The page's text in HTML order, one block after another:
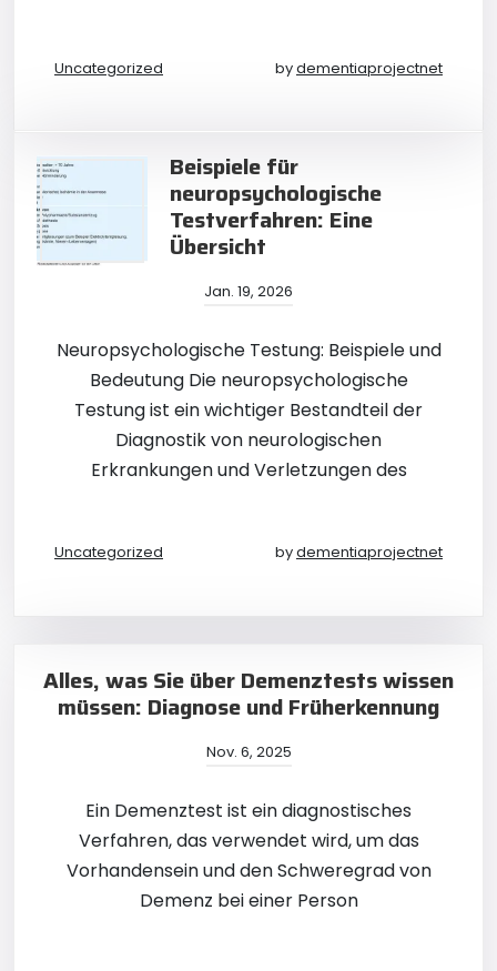
Uncategorized bydementiaprojectnet
Beispiele für
neuropsychologische
Testverfahren: Eine
Übersicht
Jan. 19, 2026
Neuropsychologische Testung: Beispiele und
Bedeutung Die neuropsychologische
Testung ist ein wichtiger Bestandteil der
Diagnostik von neurologischen
Erkrankungen und Verletzungen des
Uncategorized bydementiaprojectnet
Alles, was Sie über Demenztests wissen
müssen: Diagnose und Früherkennung
Nov. 6, 2025
Ein Demenztest ist ein diagnostisches
Verfahren, das verwendet wird, um das
Vorhandensein und den Schweregrad von
Demenz bei einer Person